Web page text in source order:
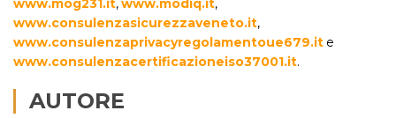
www.mog231.it,www.modiq.it,
www.consulenzasicurezzaveneto.it,
www.consulenzaprivacyregolamentoue679.it e
www.consulenzacertificazioneiso37001.it.
AUTORE